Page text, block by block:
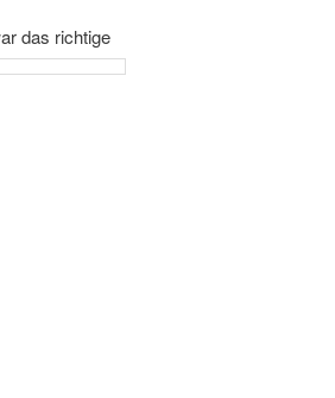
das richtige